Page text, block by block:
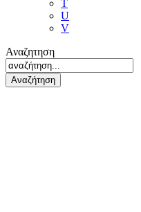
T
U
V
Αναζητηση